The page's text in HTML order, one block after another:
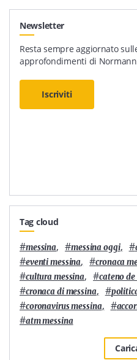
Newsletter
Resta sempre aggiornato
approfondimenti di
Iscriviti
Tag cloud
#messina, #messina oggi, #
#eventi messina, #cronaca
#cultura messina, #cateno de
#cronaca di messina, #
#coronavirus messina, #
#atm messina